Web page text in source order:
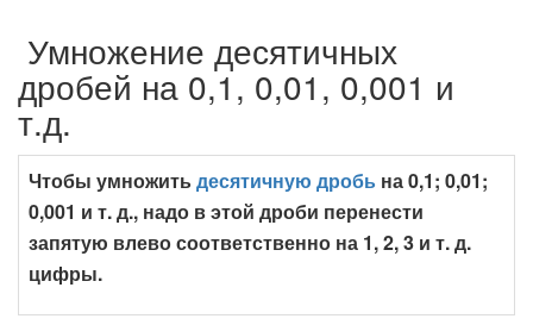
Умножение десятичных
дробей на 0,1, 0,01, 0,001 и
т.д.
Чтобы умножитьдесятичную дробь на 0,1; 0,01;
0,001 и т. д., надо в этой дроби перенести
запятую влево соответственно на 1, 2, 3 и т. д.
цифры.